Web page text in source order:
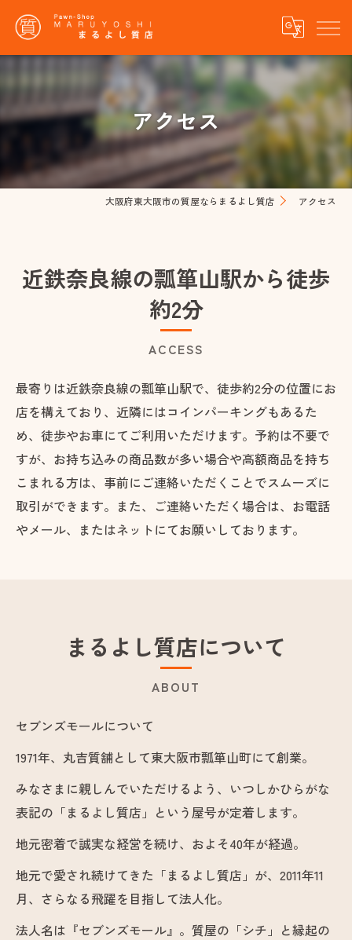
アクセス
大阪府東大阪市の質屋ならまるよし質店 アクセス
近鉄奈良線の瓢箪山駅から徒歩
約2分
ACCESS
最寄りは近鉄奈良線の瓢箪山駅で、徒歩約2分の位置にお
店を構えており、近隣にはコインパーキングもあるた
め、徒歩やお車にてご利用いただけます。予約は不要で
すが、お持ち込みの商品数が多い場合や高額商品を持ち
こまれる方は、事前にご連絡いただくことでスムーズに
取引ができます。また、ご連絡いただく場合は、お電話
やメール、またはネットにてお願いしております。
まるよし質店について
ABOUT
セブンズモールについて
1971年、丸吉質舗として東大阪市瓢箪山町にて創業。
みなさまに親しんでいただけるよう、いつしかひらがな
表記の「まるよし質店」という屋号が定着します。
地元密着で誠実な経営を続け、およそ40年が経過。
地元で愛され続けてきた「まるよし質店」が、2011年11
月、さらなる飛躍を目指して法人化。
法人名は『セブンズモール』。質屋の「シチ」と縁起の